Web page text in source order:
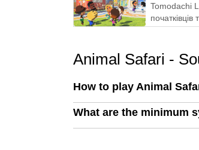
Tomodachi
Animal Safari -
How to play Animal
What are the minimum